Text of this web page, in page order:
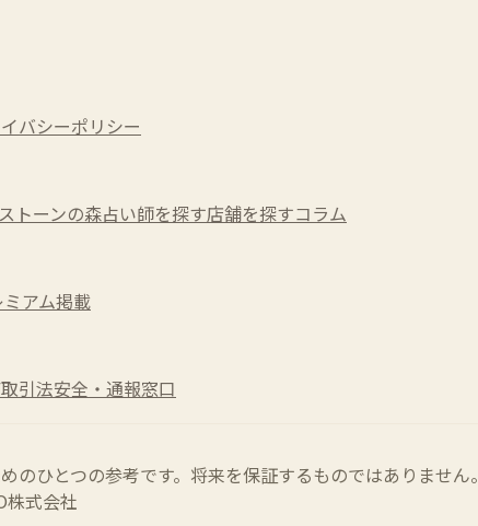
バシーポリシー
トーンの森占い師を探す店舗を探すコラム
ミアム掲載
引法安全・通報窓口
のひとつの参考です。将来を保証するものではありません。
株式会社